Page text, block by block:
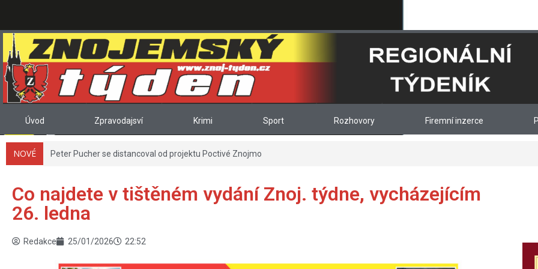
Úvod Zpravodajsví Krimi Sport Rozhovory Firemní inzerce
NOVÉ
Co najdete v tištěném vydání Znoj. týdne, vycházejícím
26. ledna
Redakce 25/01/2026 22:52